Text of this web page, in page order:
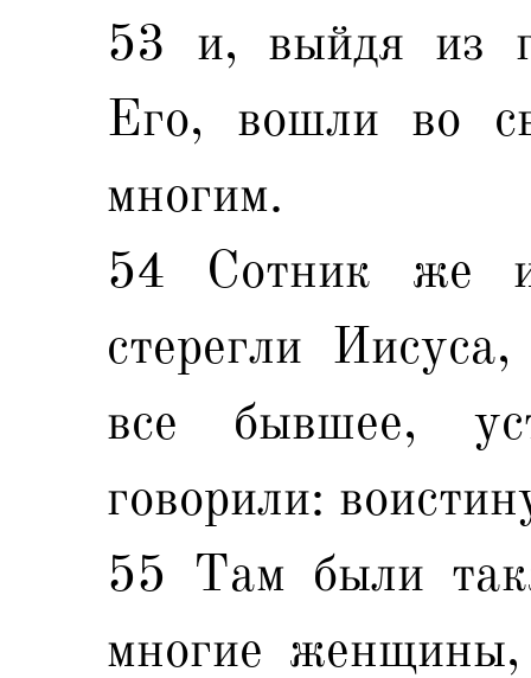
53 и, выйдя из
Его, вошли во
многим.
54 Сотник же
стерегли
все бывшее,
говорили:
55 Там были
многие женщины,